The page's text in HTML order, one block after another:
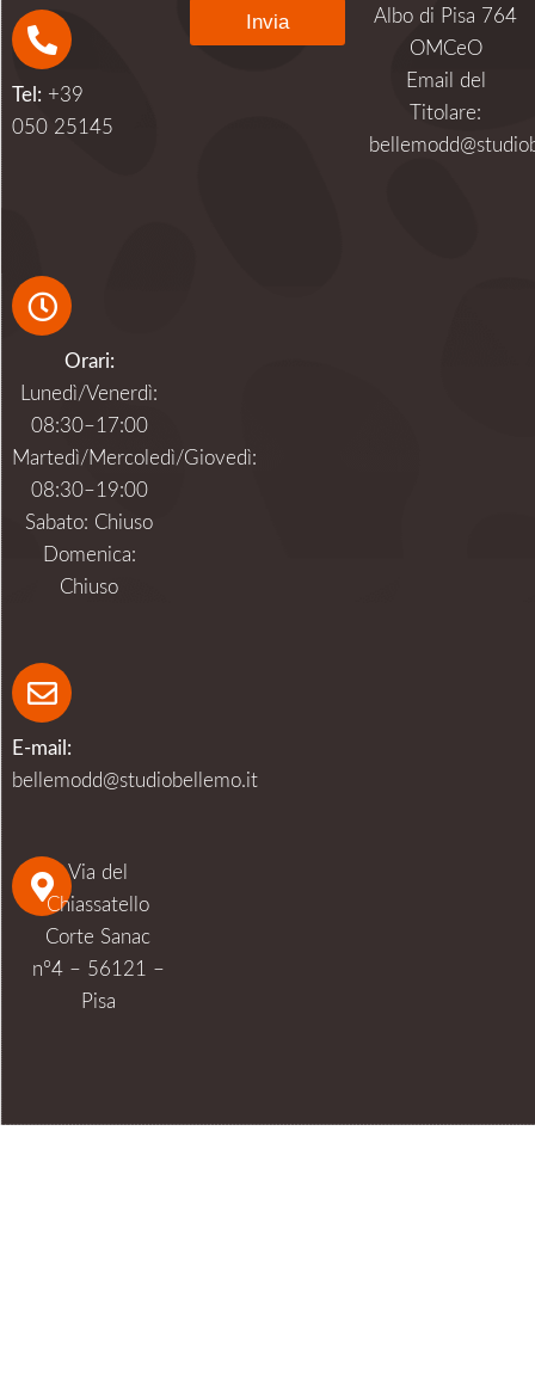
Tel: +39
050 25145
Orari:
Lunedì/Venerdì:
08:30–17:00
Martedì/Mercoledì/Giovedì:
08:30–19:00
Sabato: Chiuso
Domenica:
Chiuso
E-mail:
bellemodd@studiobellemo.it
Via del
Chiassatello
Corte Sanac
n°4 – 56121 –
Pisa
Invia
Albo di Pisa 764
OMCeO
Email del
Titolare: